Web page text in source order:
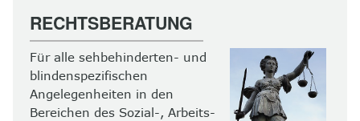
RECHTSBERATUNG
Für alle sehbehinderten- und
blindenspezifischen
Angelegenheiten in den
Bereichen des Sozial-, Arbeits-